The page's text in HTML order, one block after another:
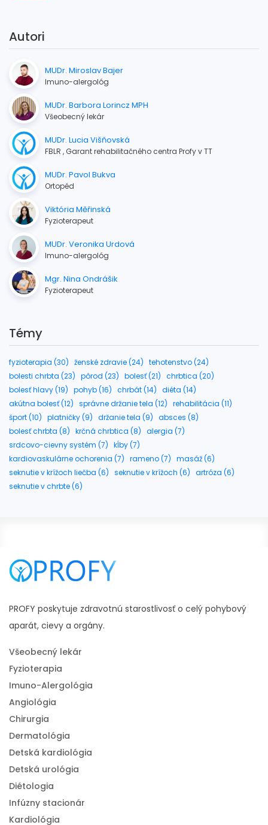
Autori
MUDr. Miroslav Bajer
Imuno-alergológ
MUDr. Barbora Lorincz MPH
Všeobecný lekár
MUDr. Lucia Višňovská
FBLR , Garant rehabilitačného centra Profy v TT
MUDr. Pavol Bukva
Ortopéd
Viktória Měřinská
Fyzioterapeut
MUDr. Veronika Urdová
Imuno-alergológ
Mgr. Nina Ondrášik
Fyzioterapeut
Témy
fyzioterapia (30) ženské zdravie (24) tehotenstvo (24)
bolesti chrbta (23) pôrod (23) bolesť (21) chrbtica (20)
bolesť hlavy (19) pohyb (16) chrbát (14) diéta (14)
akútna bolesť (12) správne držanie tela (12) rehabilitácia (11)
šport (10) platničky (9) držanie tela (9) absces (8)
bolesť chrbta (8) krčná chrbtica (8) alergia (7)
srdcovo-cievny systém (7) kĺby (7)
kardiovaskulárne ochorenia (7) rameno (7) masáž (6)
seknutie v krížoch liečba (6) seknutie v krížoch (6) artróza (6)
seknutie v chrbte (6)
PROFY poskytuje zdravotnú starostlivosť o celý pohybový
aparát, cievy a orgány.
Všeobecný lekár
Fyzioterapia
Imuno-Alergológia
Angiológia
Chirurgia
Dermatológia
Detská kardiológia
Detská urológia
Diétologia
Infúzny stacionár
Kardiológia